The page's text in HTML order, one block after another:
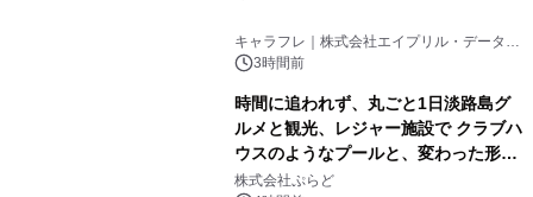
キャラフレ｜株式会社エイプリル・データ・
デザインズ
3時間前
時間に追われず、丸ごと1日淡路島グ
ルメと観光、レジャー施設で クラブハ
ウスのようなプールと、変わった形の
サウナも 「THE BOXY AWAJI」のお
株式会社ぷらど